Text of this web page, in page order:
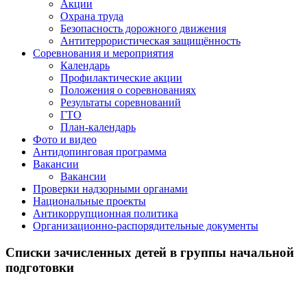
Акции
Охрана труда
Безопасность дорожного движения
Антитеррористическая защищённость
Соревнования и мероприятия
Календарь
Профилактические акции
Положения о соревнованиях
Результаты соревнований
ГТО
План-календарь
Фото и видео
Антидопинговая программа
Вакансии
Вакансии
Проверки надзорными органами
Национальные проекты
Антикоррупционная политика
Организационно-распорядительные документы
Списки зачисленных детей в группы начальной
подготовки